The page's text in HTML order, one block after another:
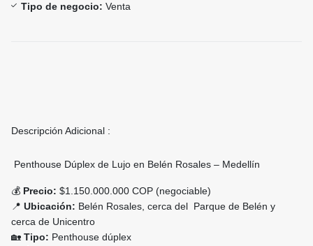
Tipo de negocio: Venta
Descripción Adicional :
Penthouse Dúplex de Lujo en Belén Rosales – Medellín
💰 Precio: $1.150.000.000 COP (negociable)
📍 Ubicación: Belén Rosales, cerca del Parque de Belén y
cerca de Unicentro
🏡 Tipo: Penthouse dúplex